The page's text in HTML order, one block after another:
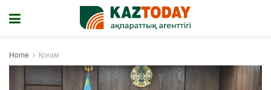
Home Қоғам